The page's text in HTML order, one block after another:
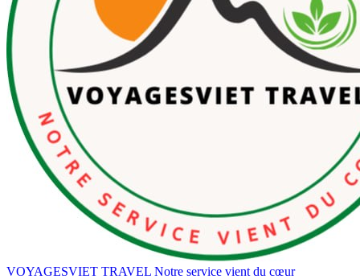
VOYAGESVIET TRAVEL Notre service vient du cœur